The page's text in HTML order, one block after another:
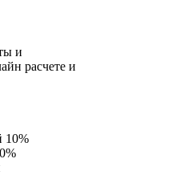
и
расчете и